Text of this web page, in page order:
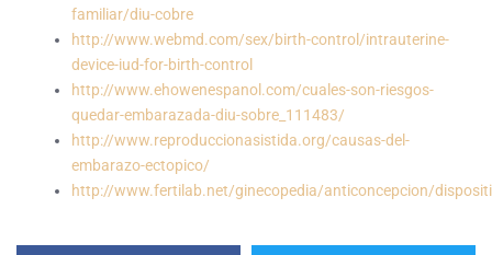
familiar/diu-cobre
http://www.webmd.com/sex/birth-control/intrauterine-
device-iud-for-birth-control
http://www.ehowenespanol.com/cuales-son-riesgos-
quedar-embarazada-diu-sobre_111483/
http://www.reproduccionasistida.org/causas-del-
embarazo-ectopico/
http://www.fertilab.net/ginecopedia/anticoncepcion/